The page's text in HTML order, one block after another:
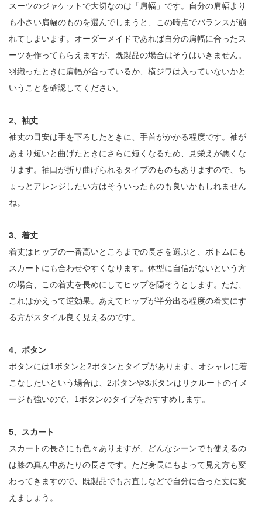
スーツのジャケットで大切なのは「肩幅」です。自分の肩幅より
も小さい肩幅のものを選んでしまうと、この時点でバランスが崩
れてしまいます。オーダーメイドであれば自分の肩幅に合ったス
ーツを作ってもらえますが、既製品の場合はそうはいきません。
羽織ったときに肩幅が合っているか、横ジワは入っていないかと
いうことを確認してください。
2、袖丈
袖丈の目安は手を下ろしたときに、手首がかかる程度です。袖が
あまり短いと曲げたときにさらに短くなるため、見栄えが悪くな
ります。袖口が折り曲げられるタイプのものもありますので、ち
ょっとアレンジしたい方はそういったものも良いかもしれません
ね。
3、着丈
着丈はヒップの一番高いところまでの長さを選ぶと、ボトムにも
スカートにも合わせやすくなります。体型に自信がないという方
の場合、この着丈を長めにしてヒップを隠そうとします。ただ、
これはかえって逆効果。あえてヒップが半分出る程度の着丈にす
る方がスタイル良く見えるのです。
4、ボタン
ボタンには1ボタンと2ボタンとタイプがあります。オシャレに着
こなしたいという場合は、2ボタンや3ボタンはリクルートのイメ
ージも強いので、1ボタンのタイプをおすすめします。
5、スカート
スカートの長さにも色々ありますが、どんなシーンでも使えるの
は膝の真ん中あたりの長さです。ただ身長にもよって見え方も変
わってきますので、既製品でもお直しなどで自分に合った丈に変
えましょう。